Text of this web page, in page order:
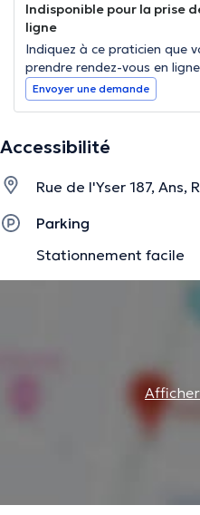
Indisponible pour la prise
ligne
Indiquez à ce praticien que
prendre rendez-vous en
Envoyer une demande
Accessibilité
Rue de l'Yser 187, Ans,
Parking
Stationnement facile